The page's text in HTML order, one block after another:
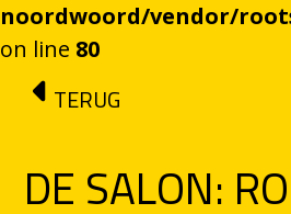
noordwoord/vendor/
on line 80
Ga naar de inhoud
TERUG
DE SALON: